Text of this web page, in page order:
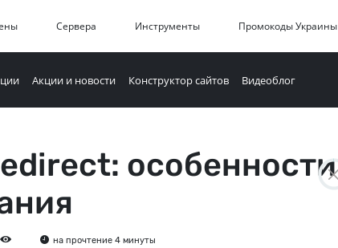
Сервера Инструменты Промокоды Украины
Акции и новости Конструктор сайтов Видеоблог
особенности
на прочтение 4 минуты